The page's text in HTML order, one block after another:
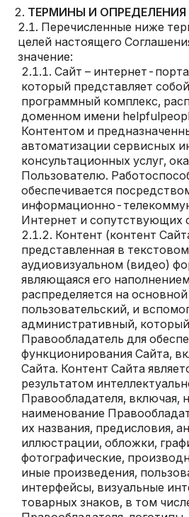
ТЕРМИНЫ И ОПРЕДЕЛЕНИЯ
Перечисленные ниже
целей настоящего
значение:
Сайт – интернет-
который представляет
программный комплекс,
доменном имени
Контентом и
автоматизации сервисных
консультационных услуг,
Пользователю.
обеспечивается
информационно-
Интернет и сопутствующих
Контент (контент
представленная в
аудиовизуальном (видео)
являющаяся его
распределяется на
пользовательский, и
административный,
Правообладатель для
функционирования Сайта,
Сайта. Контент Сайта
результатом
Правообладателя, включая,
наименование
их названия, предисловия,
иллюстрации, обложки,
фотографические,
иные произведения,
интерфейсы, визуальные
товарных знаков, в том